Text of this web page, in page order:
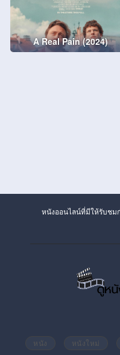
A Real Pain (2024)
หนังออนไลน์ที่มีให้รับชม
หนัง หนังใหม่